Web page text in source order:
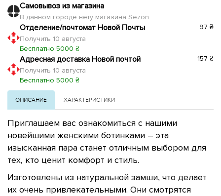
Самовывоз из магазина
В данном городе нету магазина Sezon
Отделение/почтомат Новой Почты
Получить 10 августа
Бесплатно 5000 ₴
97 ₴
Адресная доставка Новой почтой
Получить 10 августа
Бесплатно 5000 ₴
157 ₴
ОПИСАНИЕ ХАРАКТЕРИСТИКИ
Приглашаем вас ознакомиться с нашими
новейшими женскими ботинками – эта
изысканная пара станет отличным выбором для
тех, кто ценит комфорт и стиль.
Изготовлены из натуральной замши, что делает
их очень привлекательными. Они смотрятся